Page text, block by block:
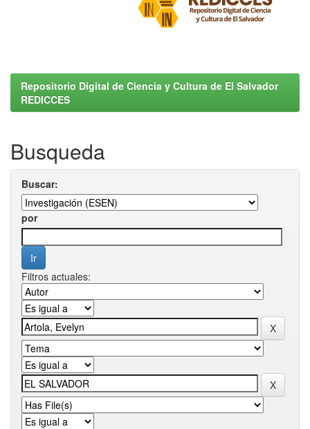
Repositorio Digital de Ciencia y Cultura de El Salvador
REDICCES
Busqueda
Buscar:
por
Filtros actuales: